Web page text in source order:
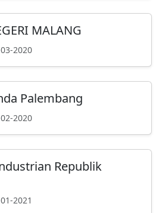
MALANG
2020
Palembang
2020
Republik
2021